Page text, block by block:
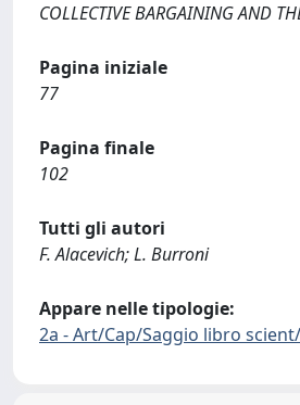
COLLECTIVE BARGAINING AND
Pagina iniziale
77
Pagina finale
102
Tutti gli autori
F. Alacevich; L. Burroni
Appare nelle tipologie:
2a - Art/Cap/Saggio libro